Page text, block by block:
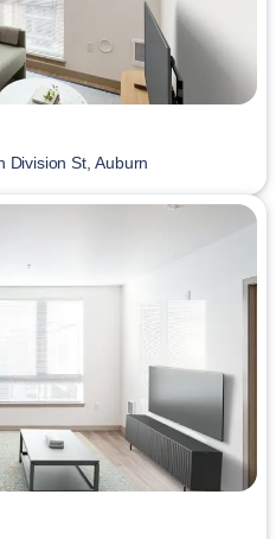
Division St, Auburn